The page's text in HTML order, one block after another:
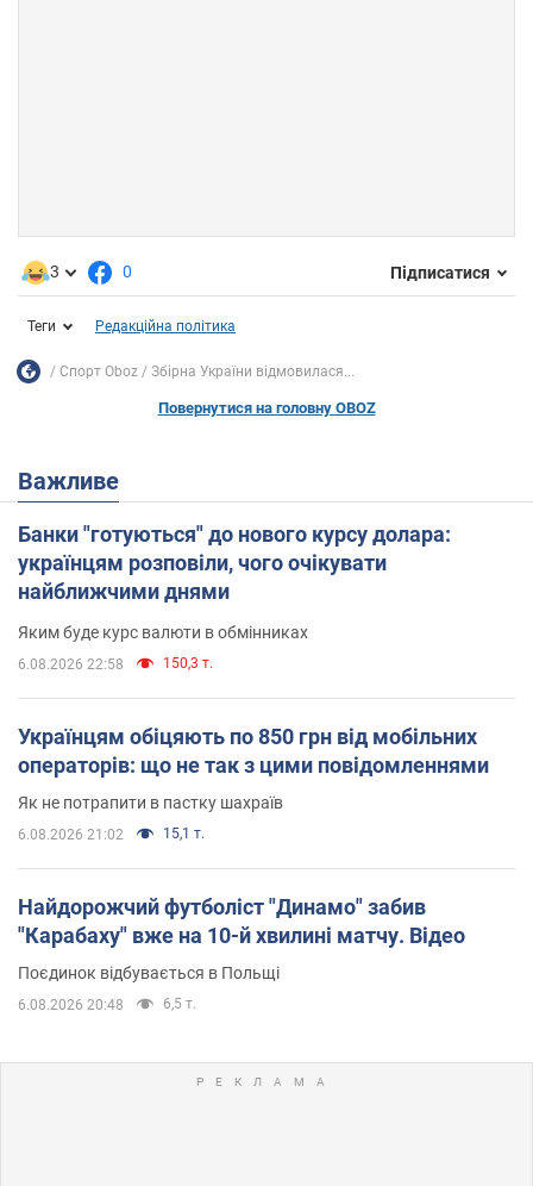
3 0 Підписатися
Теги Редакційна політика
Спорт Oboz Збірна України відмовилася...
Повернутися на головну OBOZ
Важливе
Банки "готуються" до нового курсу долара:
українцям розповіли, чого очікувати
найближчими днями
Яким буде курс валюти в обмінниках
6.08.2026 22:58 150,3 т.
Українцям обіцяють по 850 грн від мобільних
операторів: що не так з цими повідомленнями
Як не потрапити в пастку шахраїв
6.08.2026 21:02 15,1 т.
Найдорожчий футболіст "Динамо" забив
"Карабаху" вже на 10-й хвилині матчу. Відео
Поєдинок відбувається в Польщі
6.08.2026 20:48 6,5 т.